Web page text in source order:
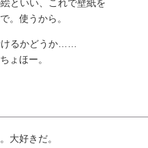
といい、これで壁紙を
。使うから。
るかどうか……
ょほー。
大好きだ。